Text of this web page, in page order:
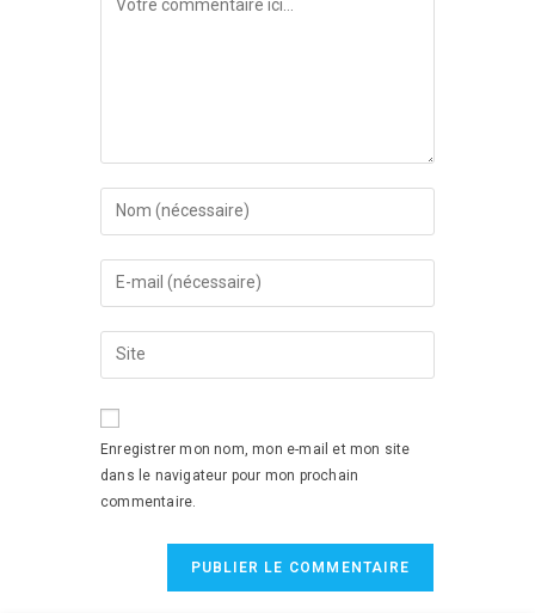
Enregistrer mon nom, mon e-mail et mon site
dans le navigateur pour mon prochain
commentaire.